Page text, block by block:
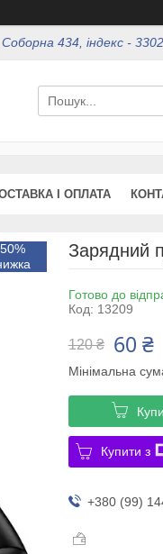
434, індекс -
І ОПЛАТА
Зарядний
Готово до
Код: 13209
120 ₴ 60 ₴
Мінімальна
Купити з
+380 (99)